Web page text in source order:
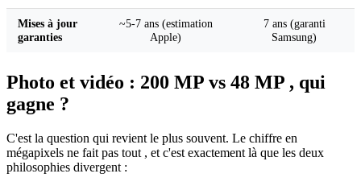
Mises à jour
garanties
~5-7 ans (estimation
Apple)
7 ans (garanti
Samsung)
Photo et vidéo : 200 MP vs 48 MP , qui
gagne ?
C'est la question qui revient le plus souvent. Le chiffre en
mégapixels ne fait pas tout , et c'est exactement là que les deux
philosophies divergent :